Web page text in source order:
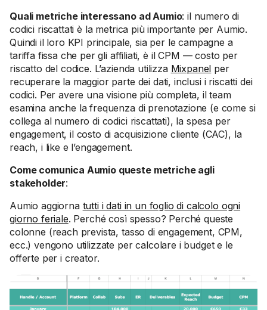
Quali metriche interessano ad Aumio: il numero di
codici riscattati è la metrica più importante per Aumio.
Quindi il loro KPI principale, sia per le campagne a
tariffa fissa che per gli affiliati, è il CPM — costo per
riscatto del codice. L’azienda utilizza Mixpanel per
recuperare la maggior parte dei dati, inclusi i riscatti dei
codici. Per avere una visione più completa, il team
esamina anche la frequenza di prenotazione (e come si
collega al numero di codici riscattati), la spesa per
engagement, il costo di acquisizione cliente (CAC), la
reach, i like e l’engagement.
Come comunica Aumio queste metriche agli
stakeholder:
Aumio aggiorna tutti i dati in un foglio di calcolo ogni
giorno feriale. Perché così spesso? Perché queste
colonne (reach prevista, tasso di engagement, CPM,
ecc.) vengono utilizzate per calcolare i budget e le
offerte per i creator.